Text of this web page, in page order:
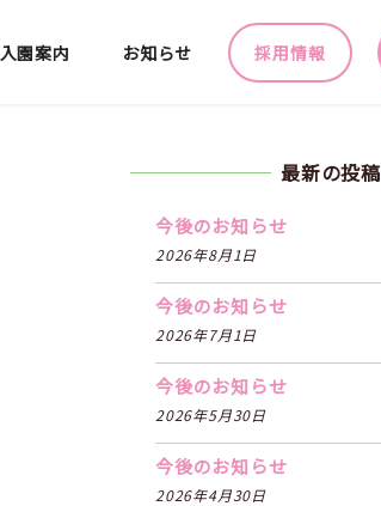
入園案内 お知らせ 採用情報
最新の投稿
今後のお知らせ
2026年8月1日
今後のお知らせ
2026年7月1日
今後のお知らせ
2026年5月30日
今後のお知らせ
2026年4月30日